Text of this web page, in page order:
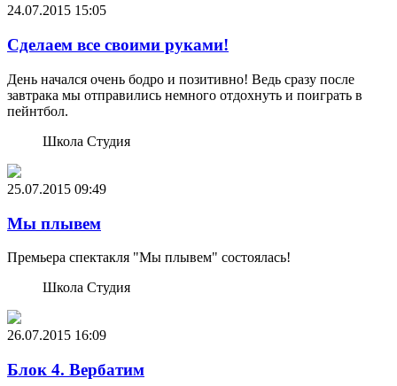
24.07.2015 15:05
Сделаем все своими руками!
День начался очень бодро и позитивно! Ведь сразу после
завтрака мы отправились немного отдохнуть и поиграть в
пейнтбол.
Школа Студия
25.07.2015 09:49
Мы плывем
Премьера спектакля "Мы плывем" состоялась!
Школа Студия
26.07.2015 16:09
Блок 4. Вербатим